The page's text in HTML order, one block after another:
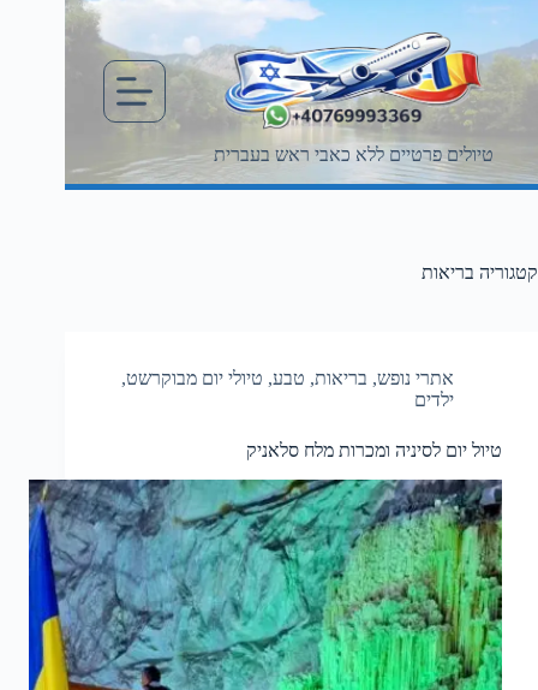
content
טיולים פרטיים ללא כאבי ראש בעברית
קטגוריה בריאות
אתרי נופש, בריאות, טבע, טיולי יום מבוקרשט,
ילדים
טיול יום לסיניה ומכרות מלח סלאניק